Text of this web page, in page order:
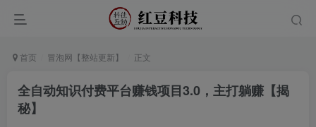
首页 冒泡网【整站更新】 正文
全自动知识付费平台赚钱项目3.0，主打躺赚【揭
秘】